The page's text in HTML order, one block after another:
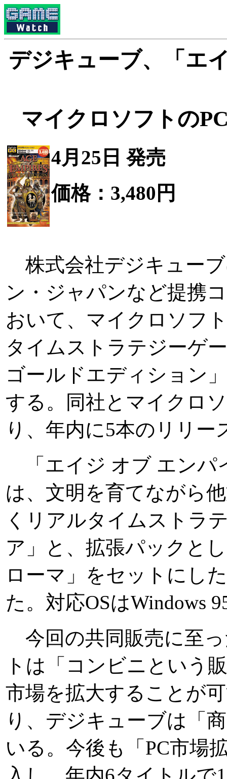
デジキューブ、「エ
マイクロソフトの
4月25日 発売
価格：3,480円
株式会社デジキュー
ン・ジャパンなど提携
おいて、マイクロソフ
タイムストラテジーゲ
ゴールドエディション
する。同社とマイクロ
り、年内に5本のリリー
「エイジ オブ エンパ
は、文明を育てながら
くリアルタイムストラ
ア」と、拡張パックと
ローマ」をセットにし
た。対応OSはWindows
今回の共同販売に至
トは「コンビニという
市場を拡大することが
り、デジキューブは「
いる。今後も「PC市場